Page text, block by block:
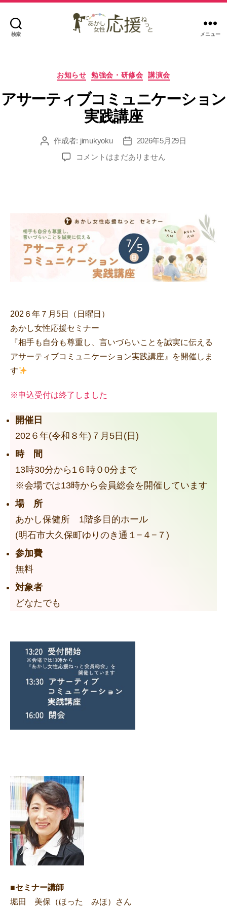
検索
女
応
援
ね
メニュー
カ
テ
ゴ
リ
ー
お知らせ 勉強会・研修会 講演会
アサーティブコミュニケーション
実践講座
投 作成者: jimukyoku
投
稿
日
2026年5月29日
ア
ブ
コ
ミ
ュ
ン
実
践
講
座
コメントはまだありません
202６年７月5日（日曜日）
あかし女性応援セミナー
『相手も自分も尊重し、言いづらいことを誠実に伝える
アサーティブコミュニケーション実践講座』を開催しま
す
※申込受付は終了しました
開催日
202６年(令和８年)７月5日(日)
時 間
13時30分から1６時０0分まで
※会場では13時から会員総会を開催しています
場 所
あかし保健所 1階多目的ホール
(明石市大久保町ゆりのき通１−４−７)
参加費
無料
対象者
どなたでも
■セミナー講師
堀田 美保（ほった みほ）さん